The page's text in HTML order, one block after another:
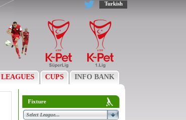
Turkish
LEAGUES CUPS INFO BANK
Fixture